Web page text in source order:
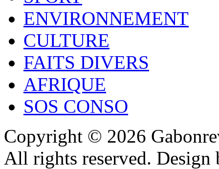
ENVIRONNEMENT
CULTURE
FAITS DIVERS
AFRIQUE
SOS CONSO
Copyright © 2026
All rights reserved.